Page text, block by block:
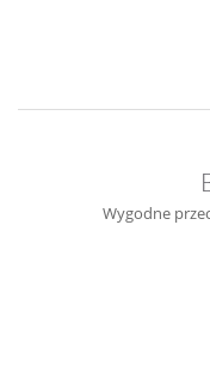
Wygodne